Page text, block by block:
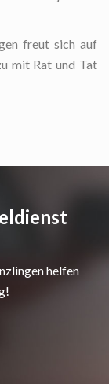
freut sich auf
mit Rat und Tat
helfen